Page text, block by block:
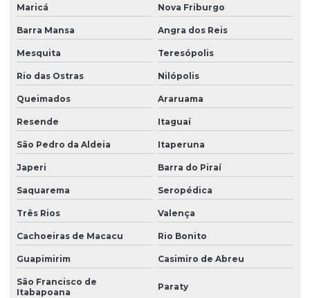
Filtro para fontes com cálcio
Filtro para fontes com manganês
Filtro para hospitais com água tratada
Filtro industrial para cálcio
Filtro industrial para tratamento de água
Filtro de osmose reversa
Filtro para poço artesiano com ferrugem
Filtro para poço que remove ferro manganês coliformes
Filtro para poço semi artesiano
Filtro para poços artesianos
Maricá Nova Friburgo
Barra Mansa Angra dos Reis
Mesquita Teresópolis
Rio das Ostras Nilópolis
Queimados Araruama
Resende Itaguaí
São Pedro da Aldeia Itaperuna
Japeri Barra do Piraí
Saquarema Seropédica
Três Rios Valença
Cachoeiras de Macacu Rio Bonito
Guapimirim Casimiro de Abreu
São Francisco de
Itabapoana
Paraty